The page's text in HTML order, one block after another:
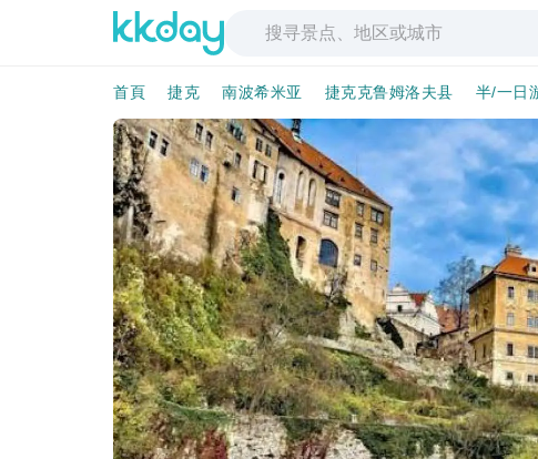
首頁 捷克 南波希米亚 捷克克鲁姆洛夫县 半/一日